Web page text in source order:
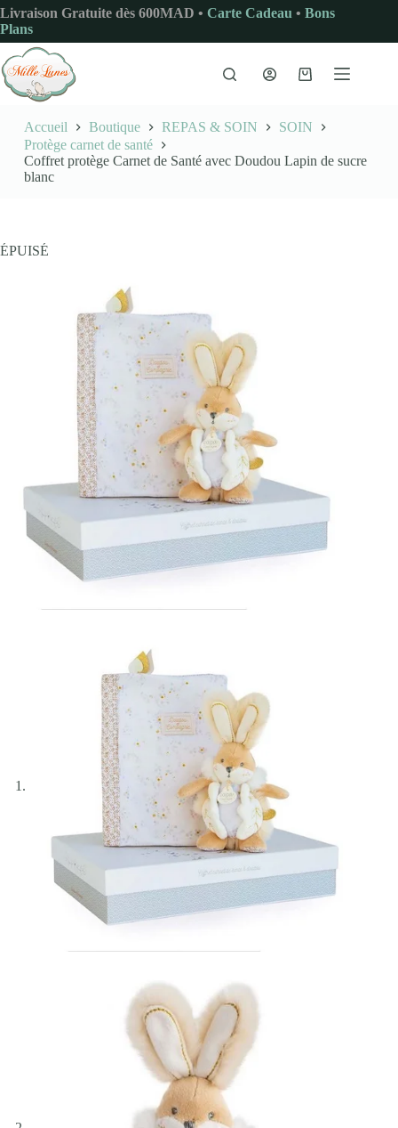
Passer
au
contenu
Livraison Gratuite dès 600MAD • Carte Cadeau • Bons
Plans
Panier
Accueil Boutique REPAS & SOIN
SOIN
Protège carnet de santé
Coffret protège Carnet de Santé avec Doudou Lapin de sucre
blanc
ÉPUISÉ